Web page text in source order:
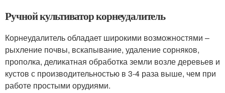
Ручной культиватор корнеудалитель
Корнеудалитель обладает широкими возможностями –
рыхление почвы, вскапывание, удаление сорняков,
прополка, деликатная обработка земли возле деревьев и
кустов с производительностью в 3-4 раза выше, чем при
работе простыми орудиями.